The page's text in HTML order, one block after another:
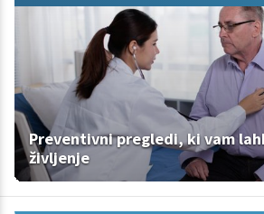
Preventivni pregledi, ki vam
življenje